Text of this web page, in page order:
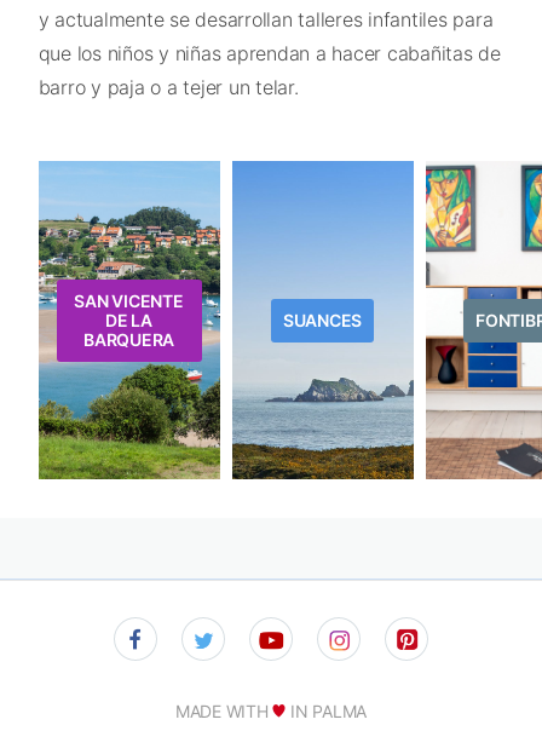
y actualmente se desarrollan talleres infantiles para
que los niños y niñas aprendan a hacer cabañitas de
barro y paja o a tejer un telar.
SAN VICENTE
DE LA
BARQUERA
SUANCES
MADE WITH IN PALMA